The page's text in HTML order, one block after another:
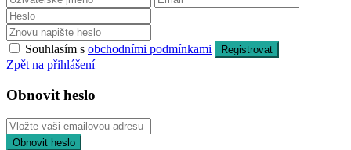
Souhlasím s obchodními podmínkami Registrovat
Zpět na přihlášení
Obnovit heslo
Obnovit heslo